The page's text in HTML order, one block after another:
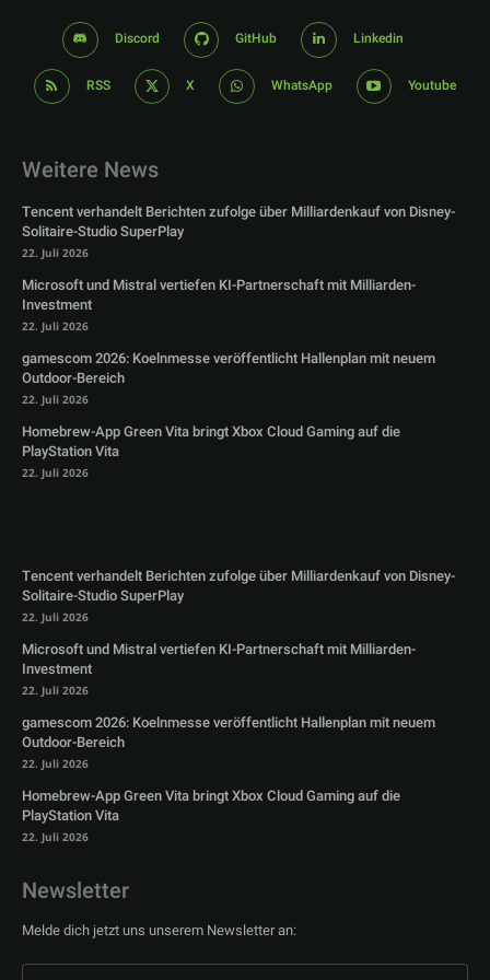
Discord GitHub Linkedin
RSS X WhatsApp Youtube
Weitere News
Tencent verhandelt Berichten zufolge über Milliardenkauf von Disney-
Solitaire-Studio SuperPlay
22. Juli 2026
Microsoft und Mistral vertiefen KI-Partnerschaft mit Milliarden-
Investment
22. Juli 2026
gamescom 2026: Koelnmesse veröffentlicht Hallenplan mit neuem
Outdoor-Bereich
22. Juli 2026
Homebrew-App Green Vita bringt Xbox Cloud Gaming auf die
PlayStation Vita
22. Juli 2026
Tencent verhandelt Berichten zufolge über Milliardenkauf von Disney-
Solitaire-Studio SuperPlay
22. Juli 2026
Microsoft und Mistral vertiefen KI-Partnerschaft mit Milliarden-
Investment
22. Juli 2026
gamescom 2026: Koelnmesse veröffentlicht Hallenplan mit neuem
Outdoor-Bereich
22. Juli 2026
Homebrew-App Green Vita bringt Xbox Cloud Gaming auf die
PlayStation Vita
22. Juli 2026
Newsletter
Melde dich jetzt uns unserem Newsletter an: